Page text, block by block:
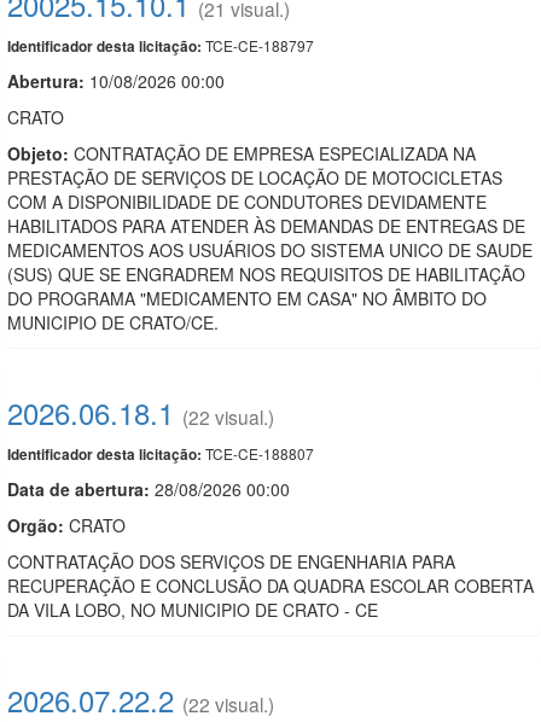
(21 visual.)
Identificador desta licitação: TCE-CE-188797
Abertura: 10/08/2026 00:00
CRATO
Objeto: CONTRATAÇÃO DE EMPRESA ESPECIALIZADA NA
PRESTAÇÃO DE SERVIÇOS DE LOCAÇÃO DE MOTOCICLETAS
COM A DISPONIBILIDADE DE CONDUTORES DEVIDAMENTE
HABILITADOS PARA ATENDER ÀS DEMANDAS DE ENTREGAS DE
MEDICAMENTOS AOS USUÁRIOS DO SISTEMA UNICO DE SAUDE
(SUS) QUE SE ENGRADREM NOS REQUISITOS DE HABILITAÇÃO
DO PROGRAMA "MEDICAMENTO EM CASA" NO ÂMBITO DO
MUNICIPIO DE CRATO/CE.
2026.06.18.1 (22 visual.)
Identificador desta licitação: TCE-CE-188807
Data de abertura: 28/08/2026 00:00
Orgão: CRATO
CONTRATAÇÃO DOS SERVIÇOS DE ENGENHARIA PARA
RECUPERAÇÃO E CONCLUSÃO DA QUADRA ESCOLAR COBERTA
DA VILA LOBO, NO MUNICIPIO DE CRATO - CE
2026.07.22.2 (22 visual.)